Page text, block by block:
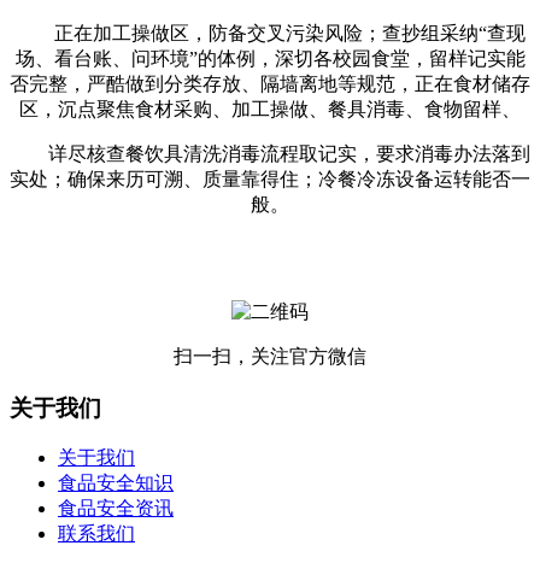
正在加工操做区，防备交叉污染风险；查抄组采纳“查现
场、看台账、问环境”的体例，深切各校园食堂，留样记实能
否完整，严酷做到分类存放、隔墙离地等规范，正在食材储存
区，沉点聚焦食材采购、加工操做、餐具消毒、食物留样、
详尽核查餐饮具清洗消毒流程取记实，要求消毒办法落到
实处；确保来历可溯、质量靠得住；冷餐冷冻设备运转能否一
般。
扫一扫，关注官方微信
关于我们
关于我们
食品安全知识
食品安全资讯
联系我们